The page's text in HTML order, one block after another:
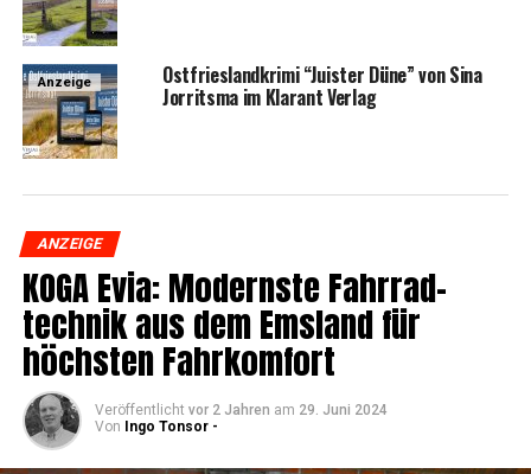
Anzeige Ost­fries­land­kri­mi “Juis­ter Düne” von Sina
Jor­rit­s­ma im Klar­ant Verlag
ANZEIGE
KOGA Evia: Moderns­te Fahr­rad­
tech­nik aus dem Ems­land für
höchs­ten Fahrkomfort
Veröffentlicht vor 2 Jahren am 29. Juni 2024
Von
Ingo Tonsor -